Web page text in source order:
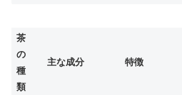
茶
の
種
類
主な成分 特徴